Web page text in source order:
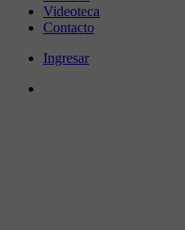
Videoteca
Contacto
Ingresar